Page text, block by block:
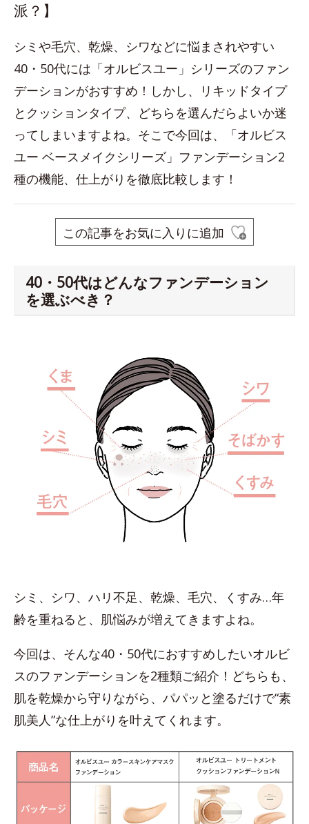
派？】
シミや毛穴、乾燥、シワなどに悩まされやすい
40・50代には「オルビスユー」シリーズのファン
デーションがおすすめ！しかし、リキッドタイプ
とクッションタイプ、どちらを選んだらよいか迷
ってしまいますよね。そこで今回は、「オルビス
ユー ベースメイクシリーズ」ファンデーション2
種の機能、仕上がりを徹底比較します！
この記事をお気に入りに追加
40・50代はどんなファンデーション
を選ぶべき？
シミ、シワ、ハリ不足、乾燥、毛穴、くすみ…年
齢を重ねると、肌悩みが増えてきますよね。
今回は、そんな40・50代におすすめしたいオルビ
スのファンデーションを2種類ご紹介！どちらも、
肌を乾燥から守りながら、パパッと塗るだけで“素
肌美人”な仕上がりを叶えてくれます。